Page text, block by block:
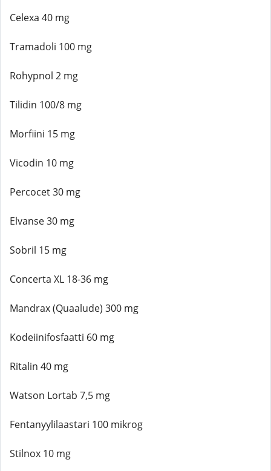
Celexa 40 mg
Tramadoli 100 mg
Rohypnol 2 mg
Tilidin 100/8 mg
Morfiini 15 mg
Vicodin 10 mg
Percocet 30 mg
Elvanse 30 mg
Sobril 15 mg
Concerta XL 18-36 mg
Mandrax (Quaalude) 300 mg
Kodeiinifosfaatti 60 mg
Ritalin 40 mg
Watson Lortab 7,5 mg
Fentanyylilaastari 100 mikrog
Stilnox 10 mg